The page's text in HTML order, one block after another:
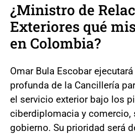
¿Ministro de
Exteriores qué
en Colombia?
Omar Bula Escobar
profunda de la Cancillería
el servicio exterior bajo los
ciberdiplomacia y comercio,
gobierno. Su prioridad será